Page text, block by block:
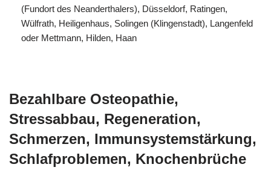
(Fundort des Neanderthalers), Düsseldorf, Ratingen,
Wülfrath, Heiligenhaus, Solingen (Klingenstadt), Langenfeld
oder Mettmann, Hilden, Haan
Bezahlbare Osteopathie,
Stressabbau, Regeneration,
Schmerzen, Immunsystemstärkung,
Schlafproblemen, Knochenbrüche